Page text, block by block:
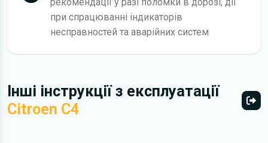
при спрацюванні індикаторів
несправностей та аварійних систем
Інші інструкції з експлуатації
Citroen C4
Всі